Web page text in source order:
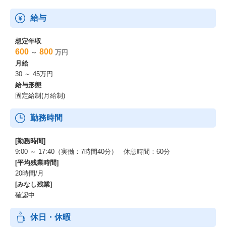
給与
想定年収
600 ～ 800 万円
月給
30 ～ 45万円
給与形態
固定給制(月給制)
勤務時間
[勤務時間]
9:00 ～ 17:40（実働：7時間40分） 休憩時間：60分
[平均残業時間]
20時間/月
[みなし残業]
確認中
休日・休暇